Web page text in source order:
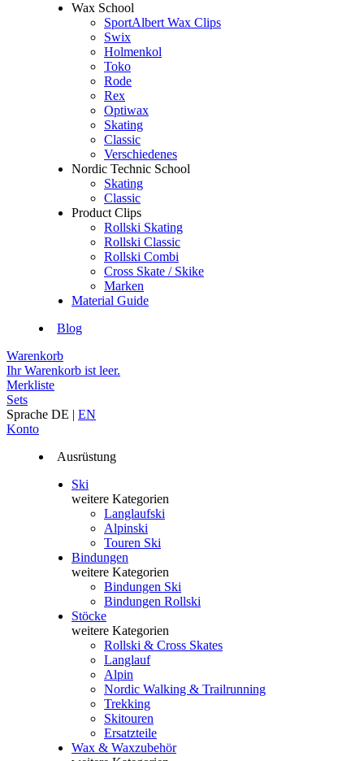
Wax School
SportAlbert Wax Clips
Swix
Holmenkol
Toko
Rode
Rex
Optiwax
Skating
Classic
Verschiedenes
Nordic Technic School
Skating
Classic
Product Clips
Rollski Skating
Rollski Classic
Rollski Combi
Cross Skate / Skike
Marken
Material Guide
Blog
Warenkorb
Ihr Warenkorb ist leer.
Merkliste
Sets
Sprache DE | EN
Konto
Ausrüstung
Ski
weitere Kategorien
Langlaufski
Alpinski
Touren Ski
Bindungen
weitere Kategorien
Bindungen Ski
Bindungen Rollski
Stöcke
weitere Kategorien
Rollski & Cross Skates
Langlauf
Alpin
Nordic Walking & Trailrunning
Trekking
Skitouren
Ersatzteile
Wax & Waxzubehör